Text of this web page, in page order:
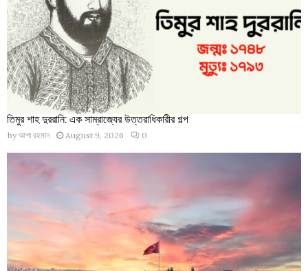
তিমুর শাহ দুররানি: এক সাম্রাজ্যের উত্তরাধিকারীর গল্প
by আশা রহমান August 9, 2026 0